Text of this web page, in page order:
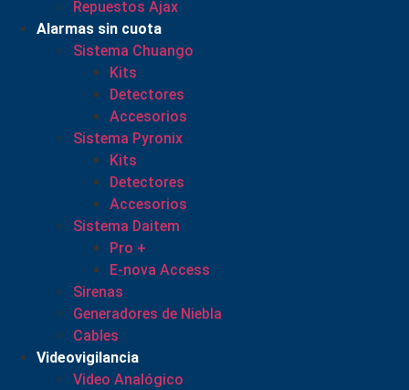
Repuestos Ajax
Alarmas sin cuota
Sistema Chuango
Kits
Detectores
Accesorios
Sistema Pyronix
Kits
Detectores
Accesorios
Sistema Daitem
Pro +
E-nova Access
Sirenas
Generadores de Niebla
Cables
Videovigilancia
Video Analógico